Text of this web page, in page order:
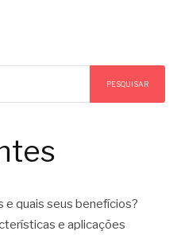
PESQUISAR
e quais seus benefícios?
e aplicações